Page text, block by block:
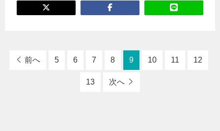
前へ 5 6 7 8 9 10 11 12
13 次へ